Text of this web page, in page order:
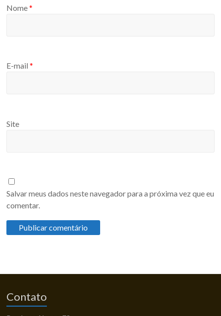
Nome*
E-mail*
Site
Salvar meus dados neste navegador para a próxima vez que eu
comentar.
Contato